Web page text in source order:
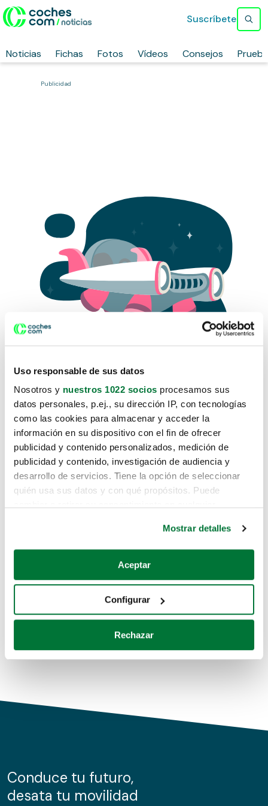
Uso responsable de sus datos
Nosotros y nuestros 1022 socios procesamos sus
datos personales, p.ej., su dirección IP, con tecnologías
como las cookies para almacenar y acceder la
información en su dispositivo con el fin de ofrecer
publicidad y contenido personalizados, medición de
publicidad y contenido, investigación de audiencia y
desarrollo de servicios. Tiene la opción de seleccionar
quién usa sus datos y con qué propósitos. Puede
Si lo permite, también quisiéramos:
Recopilar información sobre su ubicación geográfica
Identificar su dispositivo analizándolo activamente
para buscar características específicas (huellas
Obtenga más información sobre cómo se procesan sus
de cookies.
información sobre el uso que haga del sitio web con
nuestros partners de redes sociales, publicidad y análisis
Mostrar detalles
Aceptar
Configurar
Rechazar
Noticias Fichas Fotos Vídeos Consejos
Suscríbete
Publicidad
Lo sentimos, no sabemos como
te hemos traido hasta aquí.
Pero puedes encontrar el coche que estás
buscando en alguno de estos enlaces:
Coches de segunda mano
Coches de km0
Conduce tu futuro,
desata tu movilidad